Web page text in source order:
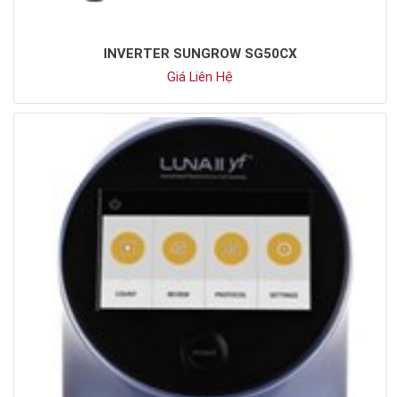
INVERTER SUNGROW SG50CX
Giá Liên Hệ